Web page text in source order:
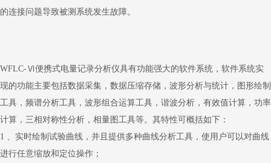
的连接问题导致被测系统发生故障。
WFLC-Ⅵ便携式电量记录分析仪具有功能强大的软件系统，软件系统实
现的功能主要包括数据采集，数据压缩存储，波形分析与统计，图形绘制
工具，频谱分析工具，波形组合运算工具，谐波分析，有效值计算，功率
计算，三相对称性分析，相量图工具等。其特性可概括如下：
1 、实时绘制试验曲线，并且提供多种曲线分析工具，使用户可以对曲线
进行任意缩放和定位操作；